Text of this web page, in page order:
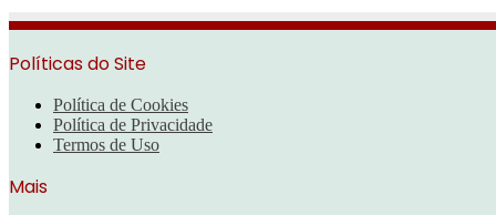
Políticas do Site
Política de Cookies
Política de Privacidade
Termos de Uso
Mais